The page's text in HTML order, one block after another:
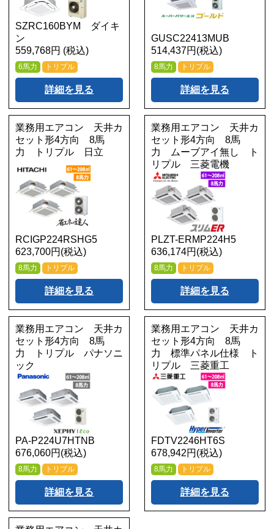
SZRC160BYM ダイキ
ン
559,768円 (税込)
6馬力 トリプル
詳細を見る
GUSC22413MUB
514,437円(税込)
8馬力 トリプル
詳細を見る
業務用エアコン 天井カ
セット形4方向 8馬
力 トリプル 日立
RCIGP224RSHG5
623,700円(税込)
8馬力 トリプル
詳細を見る
業務用エアコン 天井カ
セット形4方向 8馬
力 ムーブアイ無し ト
リプル 三菱電機
PLZT-ERMP224H5
636,174円(税込)
8馬力 トリプル
詳細を見る
業務用エアコン 天井カ
セット形4方向 8馬
力 トリプル パナソニ
ック
PA-P224U7HTNB
676,060円(税込)
8馬力 トリプル
詳細を見る
業務用エアコン 天井カ
セット形4方向 8馬
力 標準パネル仕様 ト
リプル 三菱重工
FDTV2246HT6S
678,942円(税込)
8馬力 トリプル
詳細を見る